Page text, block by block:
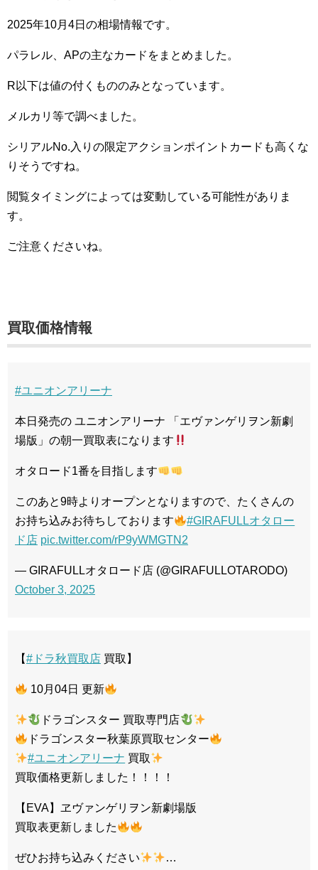
2025年10月4日の相場情報です。
パラレル、APの主なカードをまとめました。
R以下は値の付くもののみとなっています。
メルカリ等で調べました。
シリアルNo.入りの限定アクションポイントカードも高くな
りそうですね。
閲覧タイミングによっては変動している可能性がありま
す。
ご注意くださいね。
買取価格情報
#ユニオンアリーナ
本日発売の ユニオンアリーナ 「エヴァンゲリヲン新劇
場版」の朝一買取表になります
オタロード1番を目指します
このあと9時よりオープンとなりますので、たくさんの
お持ち込みお待ちしております
#GIRAFULLオタロー
ド店 pic.twitter.com/rP9yWMGTN2
— GIRAFULLオタロード店 (@GIRAFULLOTARODO)
October 3, 2025
【#ドラ秋買取店 買取】
10月04日 更新
ドラゴンスター 買取専門店
ドラゴンスター秋葉原買取センター
#ユニオンアリーナ 買取
買取価格更新しました！！！！
【EVA】ヱヴァンゲリヲン新劇場版
買取表更新しました
ぜひお持ち込みください
…